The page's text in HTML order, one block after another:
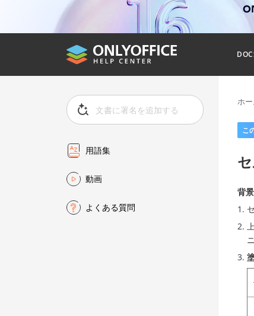
用語集
動画
よくある質問
ホ
こ
背